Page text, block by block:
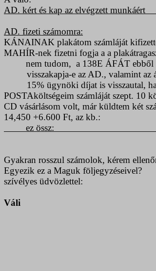
AD. kért és kap az elvégzett munkáért
AD. fizeti számomra:
KÁNAINAK plakátom számláját
MAHÍR-nek fizetni fogja a a
nem tudom, a 138E ÁFÁT ebből
visszakapja-e az AD., valamint az
15% ügynöki díjat is visszautal,
POSTAköltségeim számláját szept. 10
CD vásárlásom volt, már küldtem két
14,450 +6.600 Ft, az kb.:
ez össz:
Gyakran rosszul számolok, kérem
Egyezik ez a Maguk följegyzéseivel?
szívélyes üdvözlettel:
Váli